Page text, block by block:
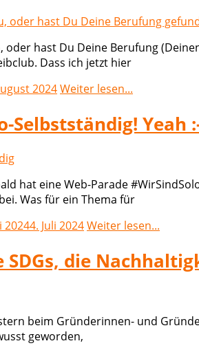
oder hast Du Deine Berufung
Dass ich jetzt hier
2024Weiter lesen...
Selbstständig! Yeah
hat eine Web-Parade
Was für ein Thema für
20244. Juli 2024Weiter lesen...
SDGs, die
beim Gründerinnen- und
geworden,